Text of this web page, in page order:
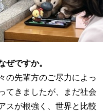
ですか。
の先輩方のご尽力によっ
てきましたが、まだ社会
スが根強く、世界と比較